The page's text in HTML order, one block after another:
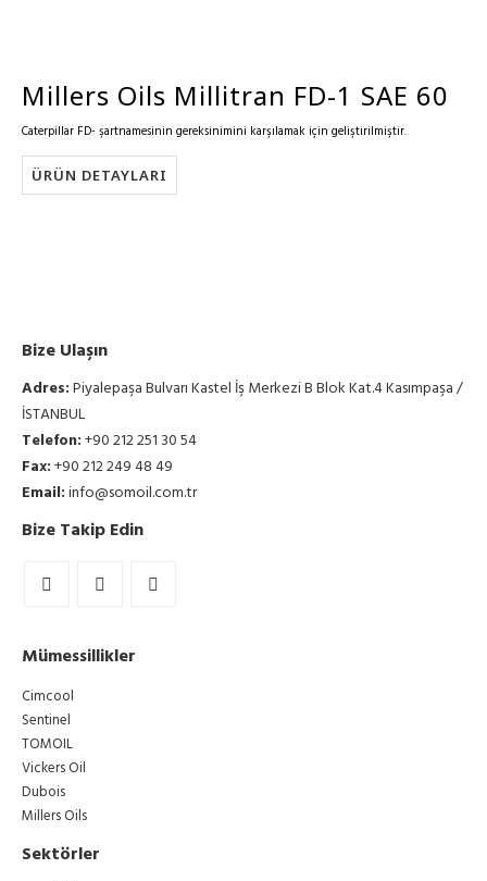
Millers Oils Millitran FD-1 SAE 60
Caterpillar FD- şartnamesinin gereksinimini karşılamak için geliştirilmiştir.
ÜRÜN DETAYLARI
Bize Ulaşın
Adres:Piyalepaşa Bulvarı Kastel İş Merkezi B Blok Kat.4 Kasımpaşa /
İSTANBUL
Telefon:+90 212 251 30 54
Fax:+90 212 249 48 49
Email:info@somoil.com.tr
Bize Takip Edin
Mümessillikler
Cimcool
Sentinel
TOMOIL
Vickers Oil
Dubois
Millers Oils
Sektörler